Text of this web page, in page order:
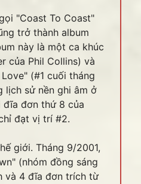
"Coast To Coast"
trở thành album
này là một ca khúc
của Phil Collins) và
(#1 cuối tháng
lịch sử nền ghi âm ở
đĩa đơn thứ 8 của
đạt vị trí #2.
giới. Tháng 9/2001,
(nhóm đồng sáng
và 4 đĩa đơn trích từ